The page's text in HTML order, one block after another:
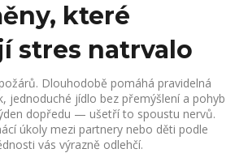
které
stres natrvalo
Dlouhodobě pomáhá pravidelná
jednoduché jídlo bez přemýšlení a pohyb
dopředu — ušetří to spoustu nervů.
úkoly mezi partnery nebo děti podle
vás výrazně odlehčí.